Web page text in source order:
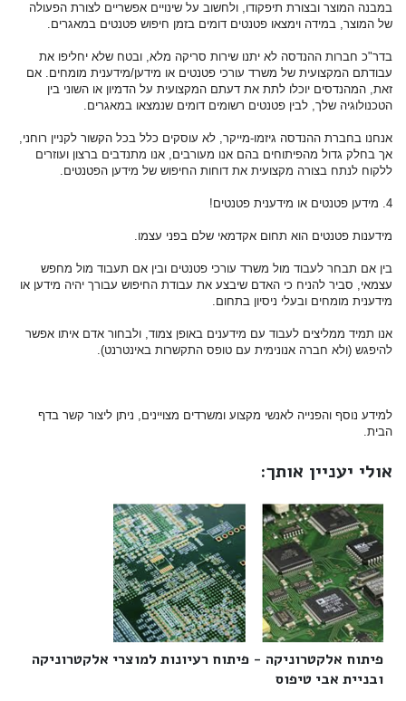
במבנה המוצר ובצורת תיפקודו, ולחשוב על שינויים אפשריים לצורת הפעולה
של המוצר, במידה וימצאו פטנטים דומים בזמן חיפוש פטנטים במאגרים.
בדר"כ חברות ההנדסה לא יתנו שירות סריקה מלא, ובטח שלא יחליפו את
עבודתם המקצועית של משרד עורכי פטנטים או מידען/מידענית מומחים. אם
זאת, המהנדסים יוכלו לתת את דעתם המקצועית על הדמיון או השוני בין
הטכנולוגיה שלך, לבין פטנטים רשומים דומים שנמצאו במאגרים.
אנחנו בחברת ההנדסה גיזמו-מייקר, לא עוסקים כלל בכל הקשור לקניין רוחני,
אך בחלק גדול מהפיתוחים בהם אנו מעורבים, אנו מתנדבים ברצון ועוזרים
ללקוח לנתח בצורה מקצועית את דוחות החיפוש של מידען הפטנטים.
4. מידען פטנטים או מידענית פטנטים!
מידענות פטנטים הוא תחום אקדמאי שלם בפני עצמו.
בין אם תבחר לעבוד מול משרד עורכי פטנטים ובין אם תעבוד מול מחפש
עצמאי, סביר להניח כי האדם שיבצע את עבודת החיפוש עבורך יהיה מידען או
מידענית מומחים ובעלי ניסיון בתחום.
אנו תמיד ממליצים לעבוד עם מידענים באופן צמוד, ולבחור אדם איתו אפשר
להיפגש (ולא חברה אנונימית עם טופס התקשרות באינטרנט).
למידע נוסף והפנייה לאנשי מקצוע ומשרדים מצויינים, ניתן ליצור קשר בדף
הבית.
אולי יעניין אותך:
פיתוח אלקטרוניקה - פיתוח רעיונות למוצרי אלקטרוניקה
ובניית אבי טיפוס‎